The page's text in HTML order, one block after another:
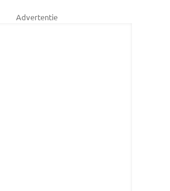
Advertentie